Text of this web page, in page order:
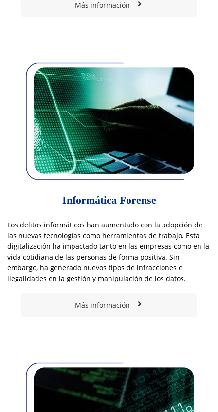
Más información
Informática Forense
Los delitos informáticos han aumentado con la adopción de
las nuevas tecnologías como herramientas de trabajo. Esta
digitalización ha impactado tanto en las empresas como en la
vida cotidiana de las personas de forma positiva. Sin
embargo, ha generado nuevos tipos de infracciones e
ilegalidades en la gestión y manipulación de los datos.
Más información